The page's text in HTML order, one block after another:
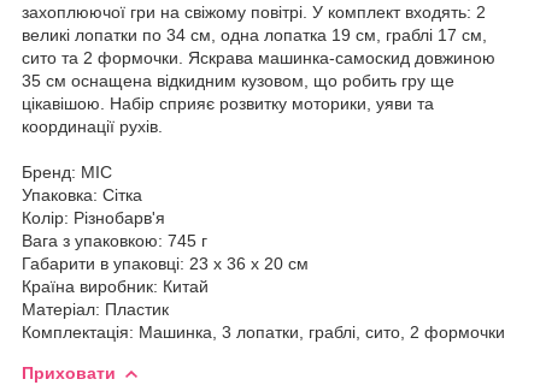
захоплюючої гри на свіжому повітрі. У комплект входять: 2
великі лопатки по 34 см, одна лопатка 19 см, граблі 17 см,
сито та 2 формочки. Яскрава машинка-самоскид довжиною
35 см оснащена відкидним кузовом, що робить гру ще
цікавішою. Набір сприяє розвитку моторики, уяви та
координації рухів.
Бренд: MIC
Упаковка: Сітка
Колір: Різнобарв'я
Вага з упаковкою: 745 г
Габарити в упаковці: 23 x 36 x 20 см
Країна виробник: Китай
Матеріал: Пластик
Комплектація: Машинка, 3 лопатки, граблі, сито, 2 формочки
Приховати